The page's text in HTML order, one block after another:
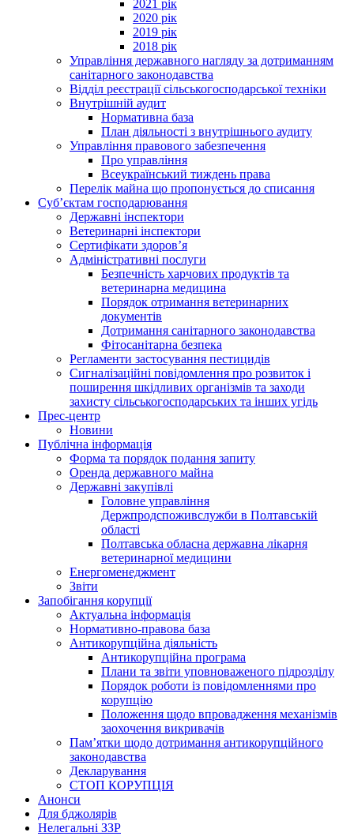
2021 рік
2020 рік
2019 рік
2018 рік
Управління державного нагляду за дотриманням
санітарного законодавства
Відділ реєстрації сільськогосподарської техніки
Внутрішній аудит
Нормативна база
План діяльності з внутрішнього аудиту
Управління правового забезпечення
Про управління
Всеукраїнський тиждень права
Перелік майна що пропонується до списання
Суб’єктам господарювання
Державні інспектори
Ветеринарні інспектори
Сертифікати здоров’я
Адміністративні послуги
Безпечність харчових продуктів та
ветеринарна медицина
Порядок отримання ветеринарних
документів
Дотримання санітарного законодавства
Фітосанітарна безпека
Регламенти застосування пестицидів
Сигналізаційні повідомлення про розвиток і
поширення шкідливих організмів та заходи
захисту сільськогосподарських та інших угідь
Прес-центр
Новини
Публічна інформація
Форма та порядок подання запиту
Оренда державного майна
Державні закупівлі
Головне управління
Держпродспоживслужби в Полтавській
області
Полтавська обласна державна лікарня
ветеринарної медицини
Енергоменеджмент
Звіти
Запобігання корупції
Актуальна інформація
Нормативно-правова база
Антикорупційна діяльність
Антикорупційна програма
Плани та звіти уповноваженого підрозділу
Порядок роботи із повідомленнями про
корупцію
Положення щодо впровадження механізмів
заохочення викривачів
Пам’ятки щодо дотримання антикорупційного
законодавства
Декларування
СТОП КОРУПЦІЯ
Анонси
Для бджолярів
Нелегальні ЗЗР